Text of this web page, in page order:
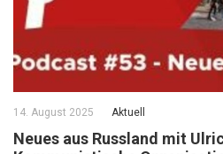
14. August 2025 Aktuell
Neues aus Russland mit